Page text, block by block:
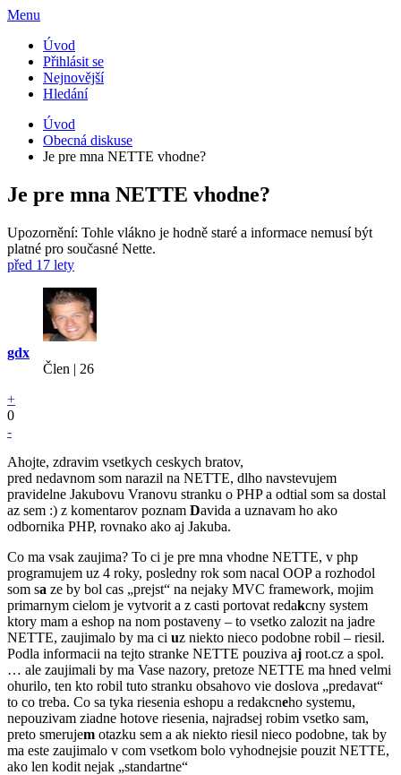
Menu
Úvod
Přihlásit se
Nejnovější
Hledání
Úvod
Obecná diskuse
Je pre mna NETTE vhodne?
Je pre mna NETTE vhodne?
Upozornění: Tohle vlákno je hodně staré a informace nemusí být
platné pro současné Nette.
před 17 lety
gdx
Člen | 26
+
0
-
Ahojte, zdravim vsetkych ceskych bratov,
pred nedavnom som narazil na NETTE, dlho navstevujem
pravidelne Jakubovu Vranovu stranku o PHP a odtial som sa dostal
az sem :) z komentarov poznam Davida a uznavam ho ako
odbornika PHP, rovnako ako aj Jakuba.
Co ma vsak zaujima? To ci je pre mna vhodne NETTE, v php
programujem uz 4 roky, posledny rok som nacal OOP a rozhodol
som sa ze by bol cas „prejst“ na nejaky MVC framework, mojim
primarnym cielom je vytvorit a z casti portovat redakcny system
ktory mam a eshop na nom postaveny – to vsetko zalozit na jadre
NETTE, zaujimalo by ma ci uz niekto nieco podobne robil – riesil.
Podla informacii na tejto stranke NETTE pouziva aj root.cz a spol.
… ale zaujimali by ma Vase nazory, pretoze NETTE ma hned velmi
ohurilo, ten kto robil tuto stranku obsahovo vie doslova „predavat“
to co treba. Co sa tyka riesenia eshopu a redakcneho systemu,
nepouzivam ziadne hotove riesenia, najradsej robim vsetko sam,
preto smerujem otazku sem a ak niekto riesil nieco podobne, tak by
ma este zaujimalo v com vsetkom bolo vyhodnejsie pouzit NETTE,
ako len kodit nejak „standartne“